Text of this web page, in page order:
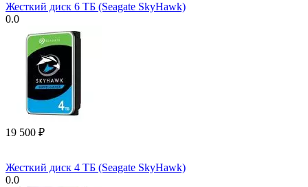
Жесткий диск 6 ТБ (Seagate SkyHawk)
0.0
19 500 ₽
Жесткий диск 4 ТБ (Seagate SkyHawk)
0.0